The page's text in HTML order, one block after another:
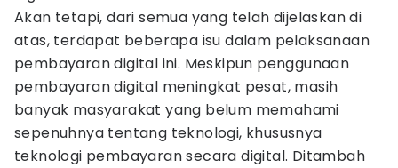
Akan tetapi, dari semua yang telah dijelaskan di
atas, terdapat beberapa isu dalam pelaksanaan
pembayaran digital ini. Meskipun penggunaan
pembayaran digital meningkat pesat, masih
banyak masyarakat yang belum memahami
sepenuhnya tentang teknologi, khususnya
teknologi pembayaran secara digital. Ditambah